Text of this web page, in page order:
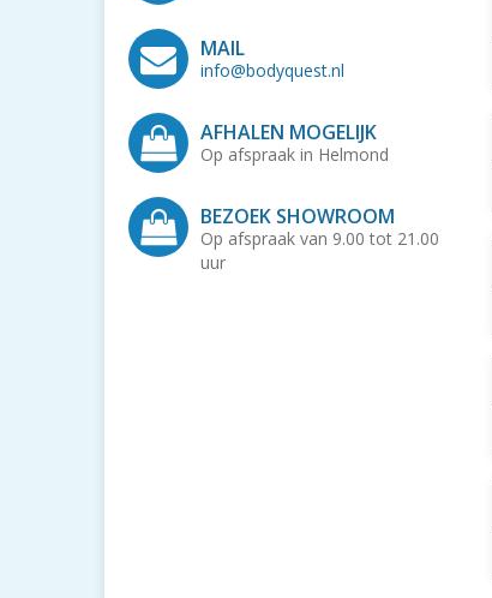
MAIL
info@bodyquest.nl
AFHALEN MOGELIJK
Op afspraak in Helmond
BEZOEK SHOWROOM
Op afspraak van 9.00 tot 21.00
uur